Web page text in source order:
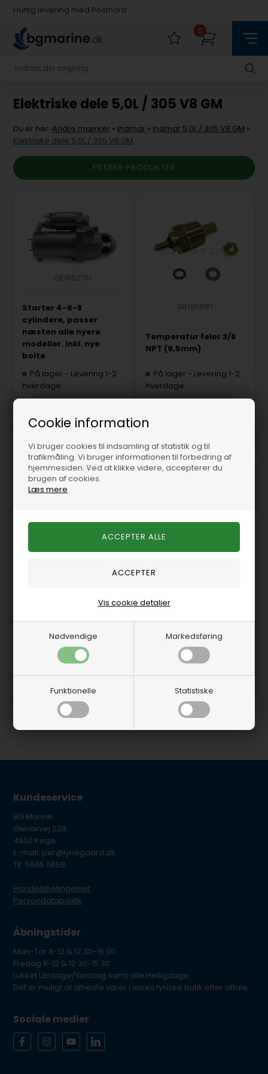
Cookie information
Vi bruger cookies til indsamling af statistik og til
trafikmåling. Vi bruger informationen til forbedring af
hjemmesiden. Ved at klikke videre, accepterer du
brugen af cookies.
Læs mere
Nødvendige Markedsføring
Funktionelle Statistiske
Vis cookie detaljer
Hurtig levering med Postnord
Hurtig levering med Postnord
0
Elektriske dele 5,0L / 305 V8 GM
Du er her: Andre mærker » Indmar » Indmar 5,0L / 305 V8 GM »
Elektriske dele 5,0L / 305 V8 GM
FILTRER PRODUKTER
SIE1862751
Starter 4-6-8
cylindere, passer
næsten alle nyere
modeller. inkl. nye
bolte
På lager - Levering 1-2
hverdage
SIE185897
Temperatur føler 3/8
NPT (9,5mm)
På lager - Levering 1-2
hverdage
Olietrykskontakt 1/8"
På lager -
Levering 1-2
375,00 DKK
Gasspjælds kontakt
EFI
På lager -Levering 1-2
718,75 DKK
Kundeservice
BG Marine
Glentevej 22B
4600 Køge
E-mail: per@lynegaard.dk
Tlf. 5665 0658
Handelsbetingelser
Persondatapolitik
Åbningstider
Man-Tor 8-12 & 12.30-16.00
Fredag 8-12 & 12.30-15.30
Lukket Lørdage/Søndag samt alle Helligdage.
Det er muligt at afhente varer i vores fysiske butik efter aftale.
Sociale medier